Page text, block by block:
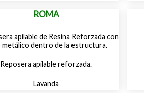
ROMA
Reposera apilable reforzada.
Lavanda